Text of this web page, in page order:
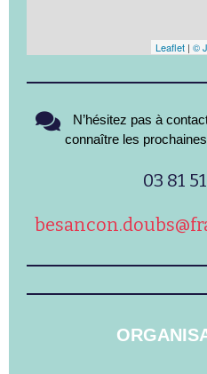
Leaflet | ©
N’hésitez pas à
connaître les
03 81